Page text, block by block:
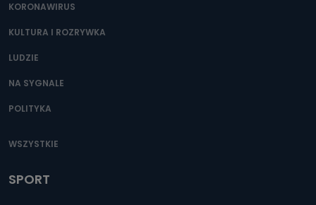
KORONAWIRUS
KULTURA I ROZRYWKA
LUDZIE
NA SYGNALE
POLITYKA
WSZYSTKIE
SPORT